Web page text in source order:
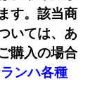
す。該当商
いては、あ
購入の場合
ンハ各種